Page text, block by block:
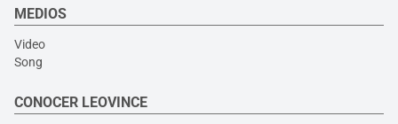
MEDIOS
Video
Song
CONOCER LEOVINCE